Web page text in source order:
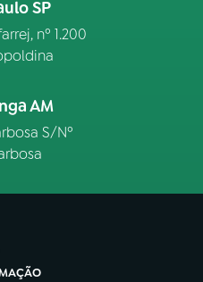
SP
nº 1.200
AM
S/Nº